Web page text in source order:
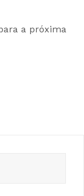
a próxima